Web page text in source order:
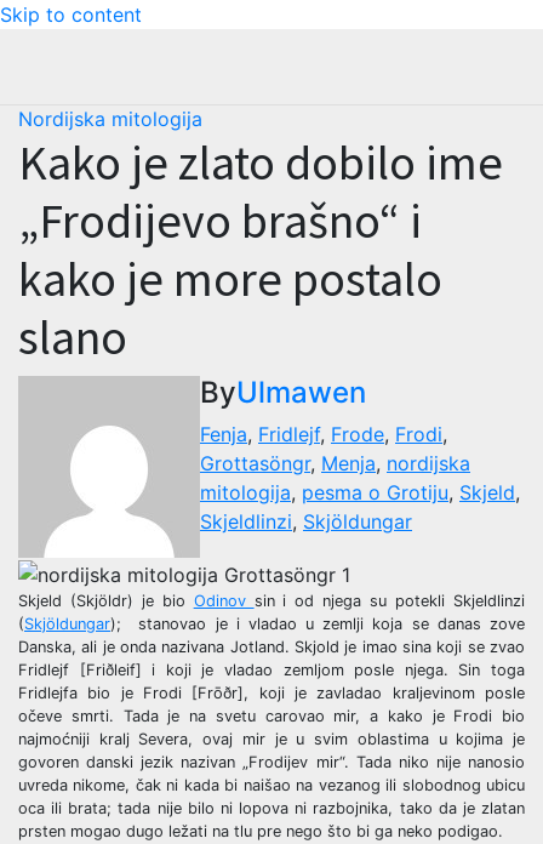
Skip to content
Nordijska mitologija
Kako je zlato dobilo ime
„Frodijevo brašno“ i
kako je more postalo
slano
ByUlmawen
Fenja, Fridlejf, Frode, Frodi,
Grottasöngr, Menja, nordijska
mitologija, pesma o Grotiju, Skjeld,
Skjeldlinzi, Skjöldungar
Skjeld (Skjöldr) je bio Odinov sin i od njega su potekli Skjeldlinzi
(Skjöldungar); stanovao je i vladao u zemlji koja se danas zove
Danska, ali je onda nazivana Jotland. Skjold je imao sina koji se zvao
Fridlejf [Friðleif] i koji je vladao zemljom posle njega. Sin toga
Fridlejfa bio je Frodi [Frōðr], koji je zavladao kraljevinom posle
očeve smrti. Tada je na svetu carovao mir, a kako je Frodi bio
najmoćniji kralj Severa, ovaj mir je u svim oblastima u kojima je
govoren danski jezik nazivan „Frodijev mir“. Tada niko nije nanosio
uvreda nikome, čak ni kada bi naišao na vezanog ili slobodnog ubicu
oca ili brata; tada nije bilo ni lopova ni razbojnika, tako da je zlatan
prsten mogao dugo ležati na tlu pre nego što bi ga neko podigao.